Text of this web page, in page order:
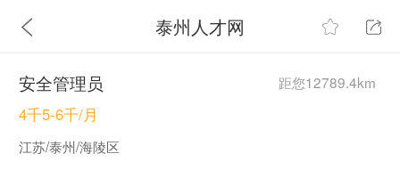
泰州人才网
安全管理员 距您12789.4km
4千5-6千/月
江苏/泰州/海陵区